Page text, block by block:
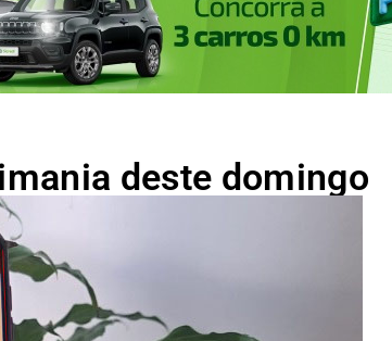
deste domingo